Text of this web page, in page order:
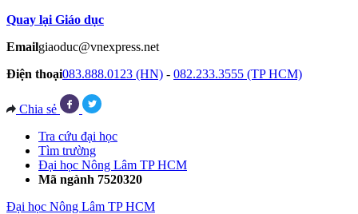
Quay lại Giáo dục
Emailgiaoduc@vnexpress.net
Điện thoại083.888.0123 (HN) - 082.233.3555 (TP HCM)
Chia sẻ
Tra cứu đại học
Tìm trường
Đại học Nông Lâm TP HCM
Mã ngành 7520320
Đại học Nông Lâm TP HCM